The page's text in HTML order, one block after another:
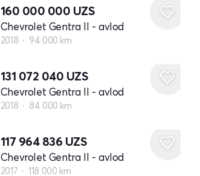
160 000 000 UZS
Chevrolet Gentra II - avlod
2018 94 000 km
131 072 040 UZS
Chevrolet Gentra II - avlod
2018 84 000 km
117 964 836 UZS
Chevrolet Gentra II - avlod
2017 118 000 km